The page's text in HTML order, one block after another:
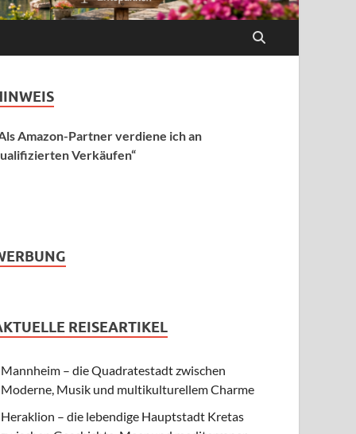
Amazon-Partner verdiene ich an
Verkäufen“
REISEARTIKEL
Mannheim – die Quadratestadt zwischen
Moderne, Musik und multikulturellem Charme
Heraklion – die lebendige Hauptstadt Kretas